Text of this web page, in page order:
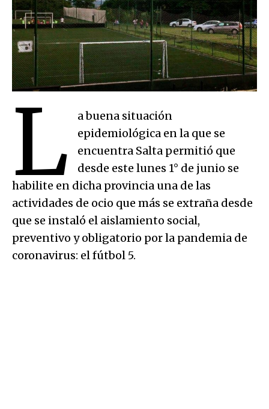
L
a buena situación
epidemiológica en la que se
encuentra Salta permitió que
desde este lunes 1° de junio se
habilite en dicha provincia una de las
actividades de ocio que más se extraña desde
que se instaló el aislamiento social,
preventivo y obligatorio por la pandemia de
coronavirus: el fútbol 5.